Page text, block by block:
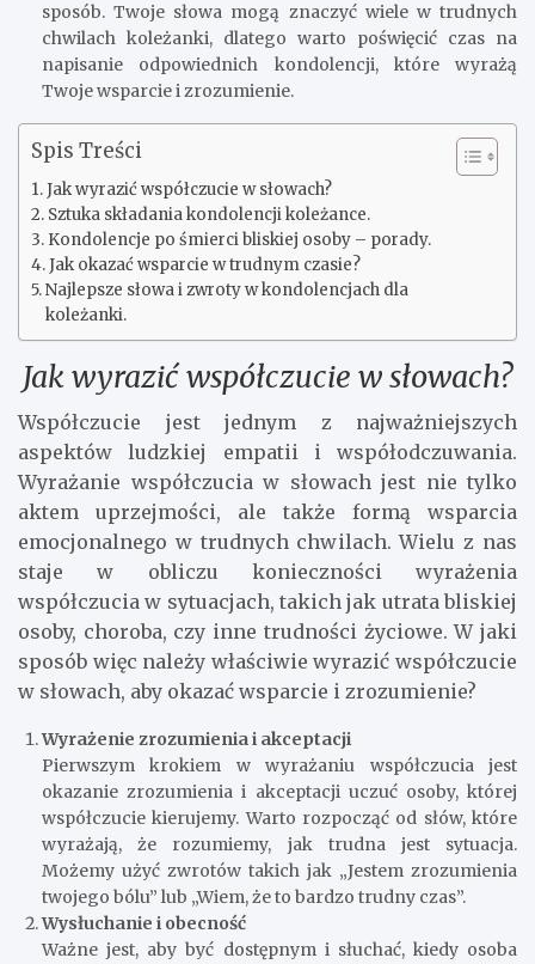
sposób. Twoje słowa mogą znaczyć wiele w trudnych
chwilach koleżanki, dlatego warto poświęcić czas na
napisanie odpowiednich kondolencji, które wyrażą
Twoje wsparcie i zrozumienie.
Spis Treści
Jak wyrazić współczucie w słowach?
Sztuka składania kondolencji koleżance.
Kondolencje po śmierci bliskiej osoby – porady.
Jak okazać wsparcie w trudnym czasie?
Najlepsze słowa i zwroty w kondolencjach dla
koleżanki.
Jak wyrazić współczucie w słowach?
Współczucie jest jednym z najważniejszych
aspektów ludzkiej empatii i współodczuwania.
Wyrażanie współczucia w słowach jest nie tylko
aktem uprzejmości, ale także formą wsparcia
emocjonalnego w trudnych chwilach. Wielu z nas
staje w obliczu konieczności wyrażenia
współczucia w sytuacjach, takich jak utrata bliskiej
osoby, choroba, czy inne trudności życiowe. W jaki
sposób więc należy właściwie wyrazić współczucie
w słowach, aby okazać wsparcie i zrozumienie?
Wyrażenie zrozumienia i akceptacji
Pierwszym krokiem w wyrażaniu współczucia jest
okazanie zrozumienia i akceptacji uczuć osoby, której
współczucie kierujemy. Warto rozpocząć od słów, które
wyrażają, że rozumiemy, jak trudna jest sytuacja.
Możemy użyć zwrotów takich jak „Jestem zrozumienia
twojego bólu” lub „Wiem, że to bardzo trudny czas”.
Wysłuchanie i obecność
Ważne jest, aby być dostępnym i słuchać, kiedy osoba